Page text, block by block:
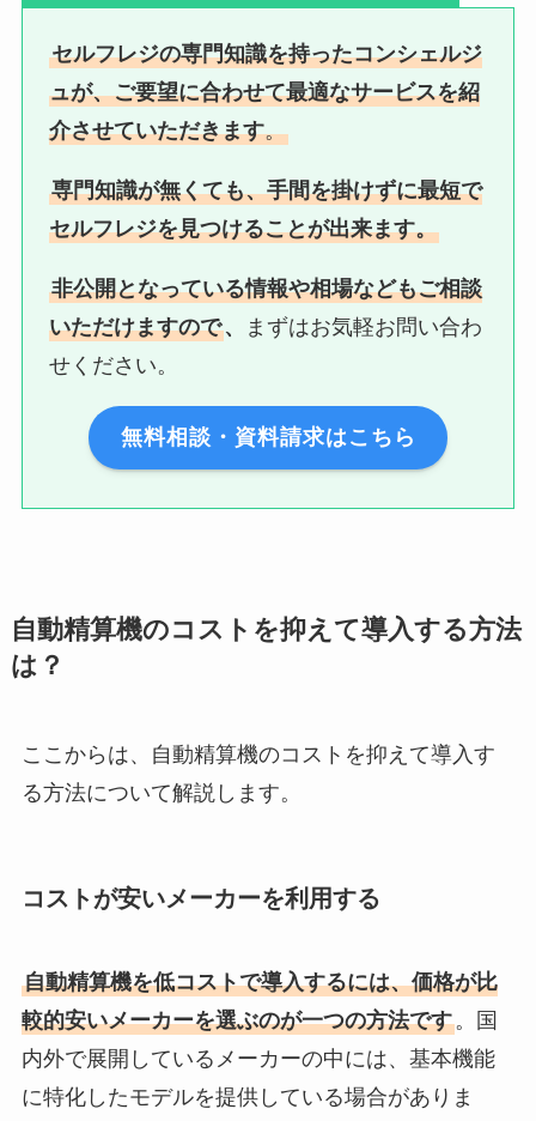
セルフレジの専門知識を持ったコンシェルジ
ュが、ご要望に合わせて最適なサービスを紹
介させていただきます。
専門知識が無くても、手間を掛けずに最短で
セルフレジを見つけることが出来ます。
非公開となっている情報や相場などもご相談
いただけますので、
まずはお気軽お問い合わ
せください。
無料相談・資料請求はこちら
自動精算機のコストを抑えて導入する方法
は？
ここからは、自動精算機のコストを抑えて導入す
る方法について解説します。
コストが安いメーカーを利用する
自動精算機を低コストで導入するには、価格が比
較的安いメーカーを選ぶのが一つの方法です。国
内外で展開しているメーカーの中には、基本機能
に特化したモデルを提供している場合がありま